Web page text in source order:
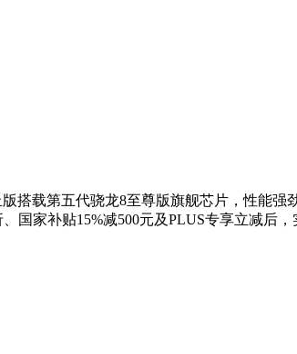
版搭载第五代骁龙8至尊版旗舰芯片，性能
国家补贴15%减500元及PLUS专享立减后